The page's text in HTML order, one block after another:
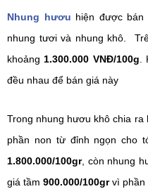
Nhung hươu hiện được
nhung tươi và nhung khô.
khoảng 1.300.000 VNĐ/100g.
đều nhau để bán giá này
Trong nhung hươu khô chia ra
1.800.000/100gr, còn nhung
giá tầm 900.000/100gr vì phần